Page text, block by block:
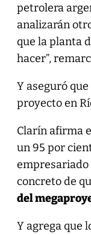
petrolera
analizarán
que la planta
hacer”,
Y aseguró
proyecto en
Clarín afirma
un 95 por
empresariado
concreto de
del
Y agrega que